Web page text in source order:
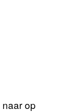
op